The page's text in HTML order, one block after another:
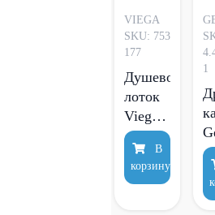
VIEGA
SKU: 753
177
Душевой
лоток
Viega
Advantix
Visign
ER10
В
корзину
1